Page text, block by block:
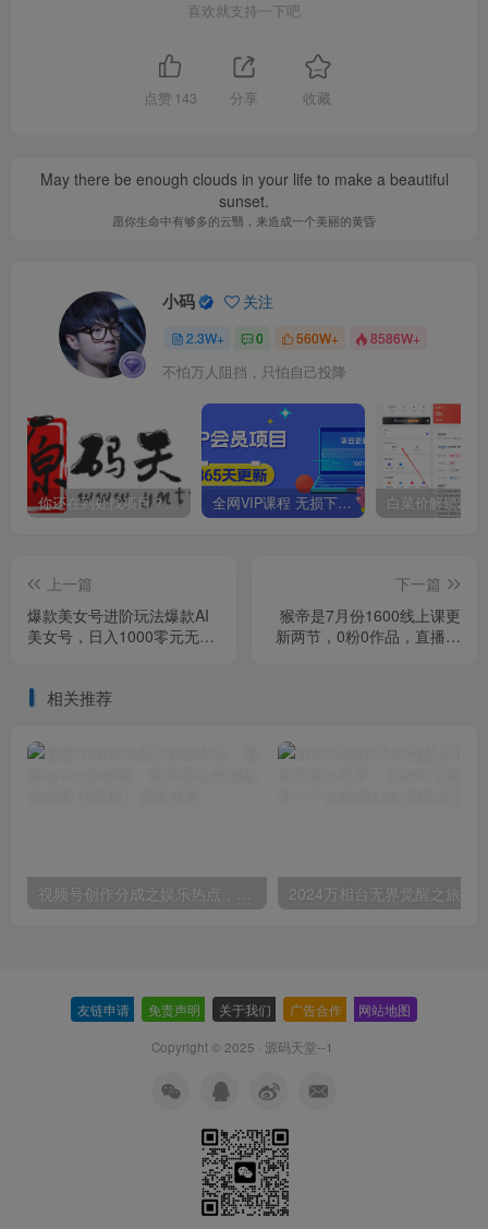
喜欢就支持一下吧
点赞 143 分享 收藏
May there be enough clouds in your life to make a beautiful
sunset.
愿你生命中有够多的云翳，来造成一个美丽的黄昏
小码 关注
2.3W+ 0 560W+ 8586W+
不怕万人阻挡，只怕自己投降
你还在到处找项目？还在当韭菜？我靠卖项目一个月收入5万+，曾经我也是个失败者。 全网VIP课程 无损下载~
上一篇
爆款美女号进阶玩法爆款AI
美女号，日入1000零元无成
下一篇
猴帝是7月份1600线上课更
新两节，0粉0作品，直播起
相关推荐
视频号创作分成之娱乐热点，最适合小白的赛道，每天赚点零花钱没问题【揭秘】
友链申请 免责声明 关于我们 广告合作 网站地图
Copyright © 2025 · 源码天堂--1